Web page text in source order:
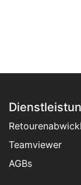
Teamviewer
AGBs